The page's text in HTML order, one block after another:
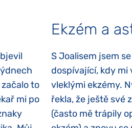
to
mi po
Ekzém a
S Joalisem jsem
dospívající, kdy mi
vleklými ekzémy.
řekla, že ještě své
(často mě trápily